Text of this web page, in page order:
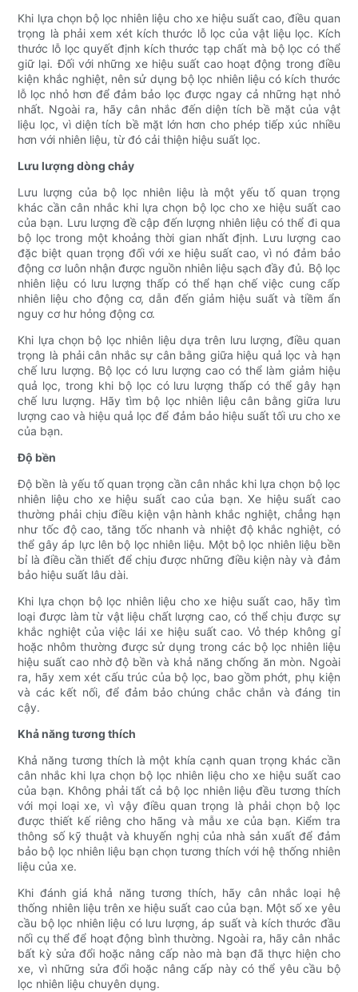
Khi lựa chọn bộ lọc nhiên liệu cho xe hiệu suất cao, điều quan
trọng là phải xem xét kích thước lỗ lọc của vật liệu lọc. Kích
thước lỗ lọc quyết định kích thước tạp chất mà bộ lọc có thể
giữ lại. Đối với những xe hiệu suất cao hoạt động trong điều
kiện khắc nghiệt, nên sử dụng bộ lọc nhiên liệu có kích thước
lỗ lọc nhỏ hơn để đảm bảo lọc được ngay cả những hạt nhỏ
nhất. Ngoài ra, hãy cân nhắc đến diện tích bề mặt của vật
liệu lọc, vì diện tích bề mặt lớn hơn cho phép tiếp xúc nhiều
hơn với nhiên liệu, từ đó cải thiện hiệu suất lọc.
Lưu lượng dòng chảy
Lưu lượng của bộ lọc nhiên liệu là một yếu tố quan trọng
khác cần cân nhắc khi lựa chọn bộ lọc cho xe hiệu suất cao
của bạn. Lưu lượng đề cập đến lượng nhiên liệu có thể đi qua
bộ lọc trong một khoảng thời gian nhất định. Lưu lượng cao
đặc biệt quan trọng đối với xe hiệu suất cao, vì nó đảm bảo
động cơ luôn nhận được nguồn nhiên liệu sạch đầy đủ. Bộ lọc
nhiên liệu có lưu lượng thấp có thể hạn chế việc cung cấp
nhiên liệu cho động cơ, dẫn đến giảm hiệu suất và tiềm ẩn
nguy cơ hư hỏng động cơ.
Khi lựa chọn bộ lọc nhiên liệu dựa trên lưu lượng, điều quan
trọng là phải cân nhắc sự cân bằng giữa hiệu quả lọc và hạn
chế lưu lượng. Bộ lọc có lưu lượng cao có thể làm giảm hiệu
quả lọc, trong khi bộ lọc có lưu lượng thấp có thể gây hạn
chế lưu lượng. Hãy tìm bộ lọc nhiên liệu cân bằng giữa lưu
lượng cao và hiệu quả lọc để đảm bảo hiệu suất tối ưu cho xe
của bạn.
Độ bền
Độ bền là yếu tố quan trọng cần cân nhắc khi lựa chọn bộ lọc
nhiên liệu cho xe hiệu suất cao của bạn. Xe hiệu suất cao
thường phải chịu điều kiện vận hành khắc nghiệt, chẳng hạn
như tốc độ cao, tăng tốc nhanh và nhiệt độ khắc nghiệt, có
thể gây áp lực lên bộ lọc nhiên liệu. Một bộ lọc nhiên liệu bền
bỉ là điều cần thiết để chịu được những điều kiện này và đảm
bảo hiệu suất lâu dài.
Khi lựa chọn bộ lọc nhiên liệu cho xe hiệu suất cao, hãy tìm
loại được làm từ vật liệu chất lượng cao, có thể chịu được sự
khắc nghiệt của việc lái xe hiệu suất cao. Vỏ thép không gỉ
hoặc nhôm thường được sử dụng trong các bộ lọc nhiên liệu
hiệu suất cao nhờ độ bền và khả năng chống ăn mòn. Ngoài
ra, hãy xem xét cấu trúc của bộ lọc, bao gồm phớt, phụ kiện
và các kết nối, để đảm bảo chúng chắc chắn và đáng tin
cậy.
Khả năng tương thích
Khả năng tương thích là một khía cạnh quan trọng khác cần
cân nhắc khi lựa chọn bộ lọc nhiên liệu cho xe hiệu suất cao
của bạn. Không phải tất cả bộ lọc nhiên liệu đều tương thích
với mọi loại xe, vì vậy điều quan trọng là phải chọn bộ lọc
được thiết kế riêng cho hãng và mẫu xe của bạn. Kiểm tra
thông số kỹ thuật và khuyến nghị của nhà sản xuất để đảm
bảo bộ lọc nhiên liệu bạn chọn tương thích với hệ thống nhiên
liệu của xe.
Khi đánh giá khả năng tương thích, hãy cân nhắc loại hệ
thống nhiên liệu trên xe hiệu suất cao của bạn. Một số xe yêu
cầu bộ lọc nhiên liệu có lưu lượng, áp suất và kích thước đầu
nối cụ thể để hoạt động bình thường. Ngoài ra, hãy cân nhắc
bất kỳ sửa đổi hoặc nâng cấp nào mà bạn đã thực hiện cho
xe, vì những sửa đổi hoặc nâng cấp này có thể yêu cầu bộ
lọc nhiên liệu chuyên dụng.